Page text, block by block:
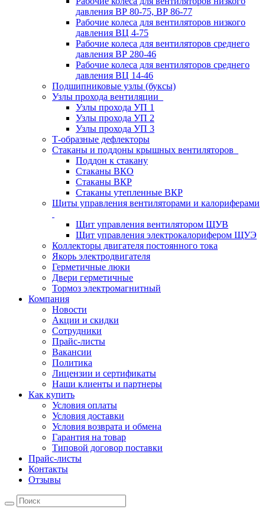
давления ВР 80-75, ВР 86-77
Рабочие колеса для вентиляторов низкого
давления ВЦ 4-75
Рабочие колеса для вентиляторов среднего
давления ВР 280-46
Рабочие колеса для вентиляторов среднего
давления ВЦ 14-46
Подшипниковые узлы (буксы)
Узлы прохода вентиляции
Узлы прохода УП 1
Узлы прохода УП 2
Узлы прохода УП 3
Т-образные дефлекторы
Стаканы и поддоны крышных вентиляторов
Поддон к стакану
Стаканы ВКО
Стаканы ВКР
Стаканы утепленные ВКР
Щиты управления вентиляторами и калориферами
Щит управления вентилятором ЩУВ
Щит управления электрокалорифером ЩУЭ
Коллекторы двигателя постоянного тока
Якорь электродвигателя
Герметичные люки
Двери герметичные
Тормоз электромагнитный
Компания
Новости
Акции и скидки
Сотрудники
Прайс-листы
Вакансии
Политика
Лицензии и сертификаты
Наши клиенты и партнеры
Как купить
Условия оплаты
Условия доставки
Условия возврата и обмена
Гарантия на товар
Типовой договор поставки
Прайс-листы
Контакты
Отзывы